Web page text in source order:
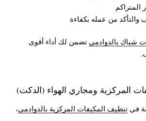
المتراكم
والتأكد من عمله بكفاءة
شباك بالدوادمي تضمن لك أداء أقوى
المركزية ومجاري الهواء (الدكت)
في تنظيف المكيفات المركزية بالدوادمي،